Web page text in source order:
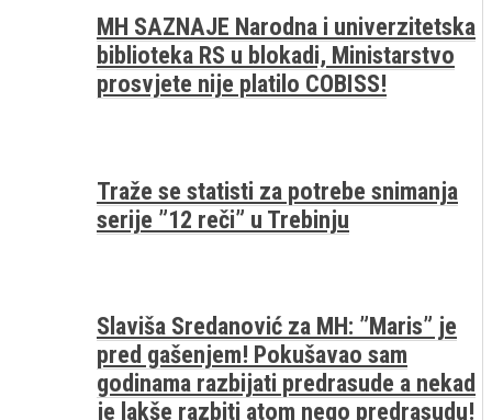
MH SAZNAJE Narodna i univerzitetska
biblioteka RS u blokadi, Ministarstvo
prosvjete nije platilo COBISS!
Traže se statisti za potrebe snimanja
serije ”12 reči” u Trebinju
Slaviša Sredanović za MH: ”Maris” je
pred gašenjem! Pokušavao sam
godinama razbijati predrasude a nekad
je lakše razbiti atom nego predrasudu!